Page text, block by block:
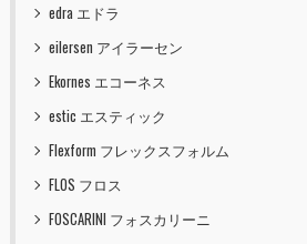
edra エドラ
eilersen アイラーセン
Ekornes エコーネス
estic エスティック
Flexform フレックスフォルム
FLOS フロス
FOSCARINI フォスカリーニ